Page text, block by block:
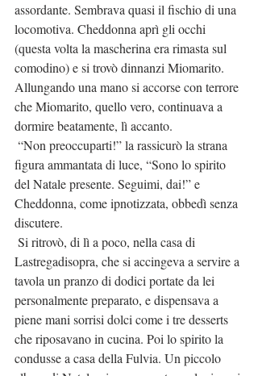
assordante. Sembrava quasi il fischio di una
locomotiva. Cheddonna aprì gli occhi
(questa volta la mascherina era rimasta sul
comodino) e si trovò dinnanzi Miomarito.
Allungando una mano si accorse con terrore
che Miomarito, quello vero, continuava a
dormire beatamente, lì accanto.
figura ammantata di luce, “Sono lo spirito
del Natale presente. Seguimi, dai!” e
Cheddonna, come ipnotizzata, obbedì senza
discutere.
Lastregadisopra, che si accingeva a servire a
tavola un pranzo di dodici portate da lei
personalmente preparato, e dispensava a
piene mani sorrisi dolci come i tre desserts
che riposavano in cucina. Poi lo spirito la
condusse a casa della Fulvia. Un piccolo